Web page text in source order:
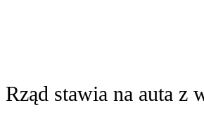
Rząd stawia na auta z